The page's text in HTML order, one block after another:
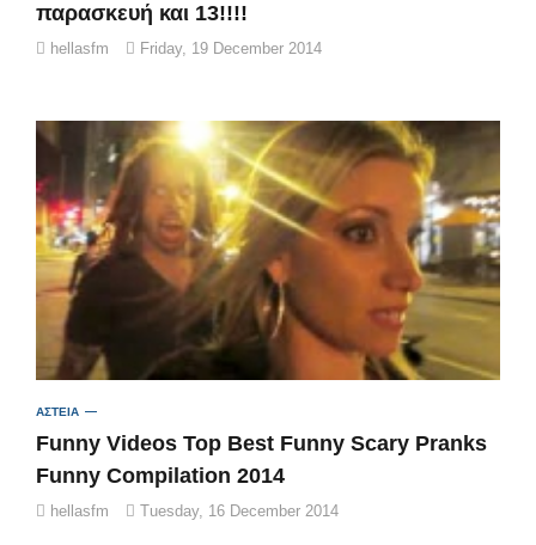
παρασκευή και 13!!!!
hellasfm Friday, 19 December 2014
ΑΣΤΕΙΑ
Funny Videos Top Best Funny Scary Pranks
Funny Compilation 2014
hellasfm Tuesday, 16 December 2014